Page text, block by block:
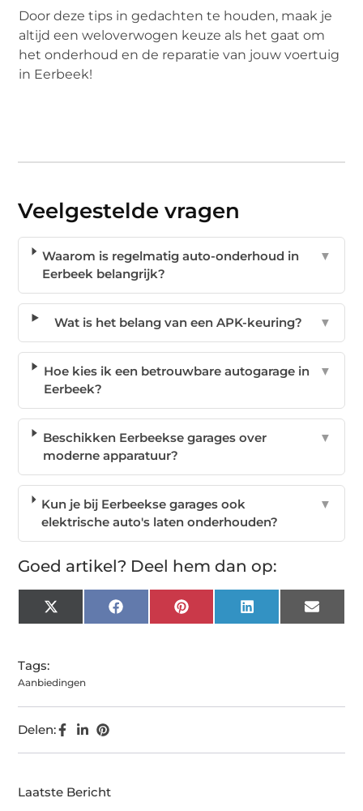
Door deze tips in gedachten te houden, maak je
altijd een weloverwogen keuze als het gaat om
het onderhoud en de reparatie van jouw voertuig
in Eerbeek!
Veelgestelde vragen
Waarom is regelmatig auto-onderhoud in
Eerbeek belangrijk?
▼
Wat is het belang van een APK-keuring? ▼
Hoe kies ik een betrouwbare autogarage in
Eerbeek?
▼
Beschikken Eerbeekse garages over
moderne apparatuur?
▼
Kun je bij Eerbeekse garages ook
elektrische auto's laten onderhouden?
▼
Goed artikel? Deel hem dan op:
X
(Twitter)
Facebook Pinterest LinkedIn Email
Tags:
Aanbiedingen
Delen:
Laatste Bericht